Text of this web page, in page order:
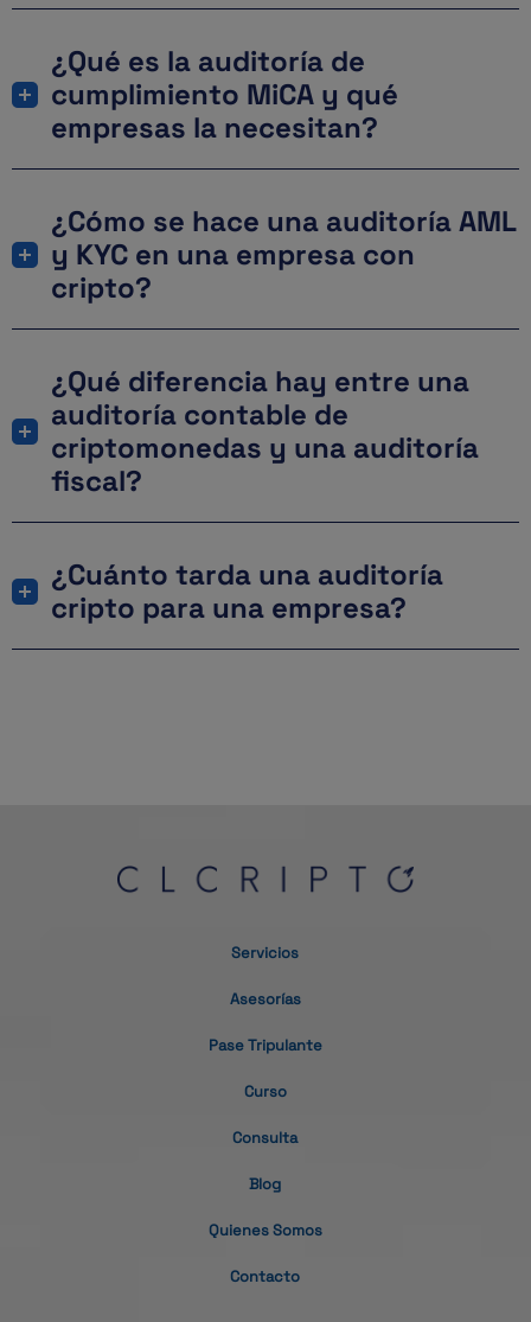
¿Qué es la auditoría de
cumplimiento MiCA y qué
empresas la necesitan?
¿Cómo se hace una auditoría AML
y KYC en una empresa con
cripto?
¿Qué diferencia hay entre una
auditoría contable de
criptomonedas y una auditoría
fiscal?
¿Cuánto tarda una auditoría
cripto para una empresa?
Servicios
Asesorías
Pase Tripulante
Curso
Consulta
Blog
Quienes Somos
Contacto